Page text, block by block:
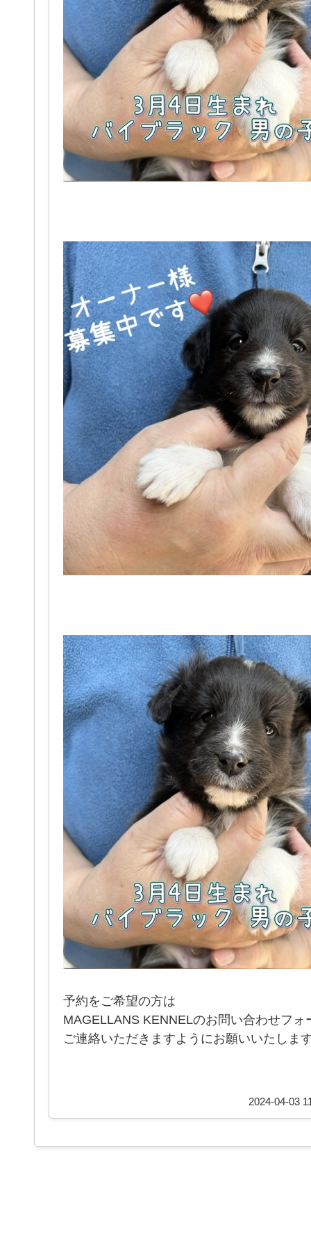
予約をご希望の方は
MAGELLANS KENNELのお問い合わせフォ
ご連絡いただきますようにお願いいたしま
2024-04-03